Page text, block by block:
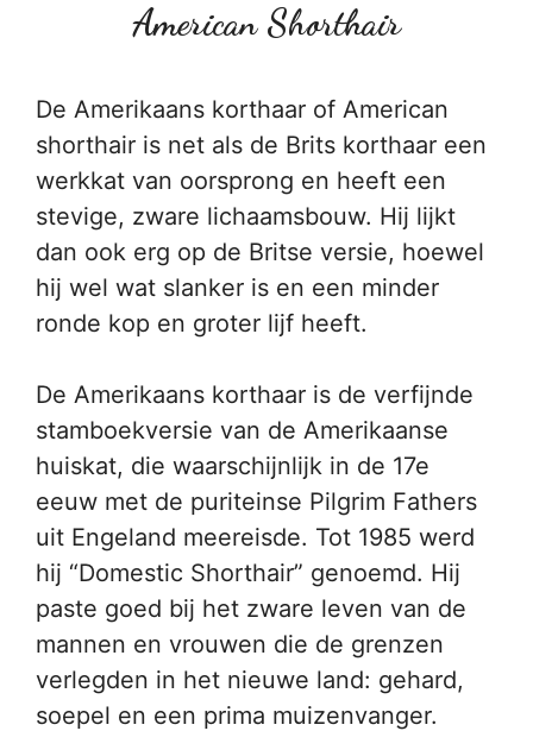
American Shorthair
De Amerikaans korthaar of American
shorthair is net als de Brits korthaar een
werkkat van oorsprong en heeft een
stevige, zware lichaamsbouw. Hij lijkt
dan ook erg op de Britse versie, hoewel
hij wel wat slanker is en een minder
ronde kop en groter lijf heeft.
De Amerikaans korthaar is de verfijnde
stamboekversie van de Amerikaanse
huiskat, die waarschijnlijk in de 17e
eeuw met de puriteinse Pilgrim Fathers
uit Engeland meereisde. Tot 1985 werd
hij “Domestic Shorthair” genoemd. Hij
paste goed bij het zware leven van de
mannen en vrouwen die de grenzen
verlegden in het nieuwe land: gehard,
soepel en een prima muizenvanger.